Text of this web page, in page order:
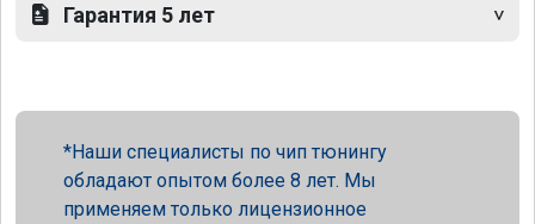
Гарантия 5 лет
Наши специалисты по чип тюнингу
обладают опытом более 8 лет. Мы
применяем только лицензионное